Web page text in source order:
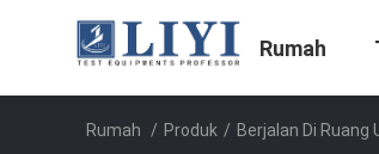
Rumah
Rumah / Produk / Berjalan Di Ruang